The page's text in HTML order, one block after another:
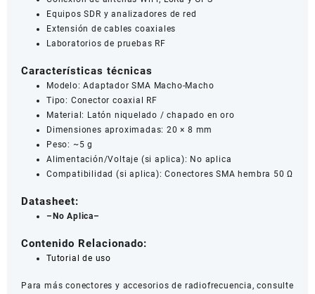
Equipos SDR y analizadores de red
Extensión de cables coaxiales
Laboratorios de pruebas RF
Características técnicas
Modelo: Adaptador SMA Macho-Macho
Tipo: Conector coaxial RF
Material: Latón niquelado / chapado en oro
Dimensiones aproximadas: 20 × 8 mm
Peso: ~5 g
Alimentación/Voltaje (si aplica): No aplica
Compatibilidad (si aplica): Conectores SMA hembra 50 Ω
Datasheet:
–No Aplica–
Contenido Relacionado:
Tutorial de uso
Para más conectores y accesorios de radiofrecuencia, consulte